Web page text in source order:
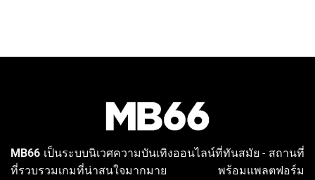
MB66 เป็นระบบนิเวศความบันเทิงออนไลน์ที่ทันสมัย - สถานที่
ที่รวบรวมเกมที่น่าสนใจมากมาย พร้อมแพลตฟอร์ม